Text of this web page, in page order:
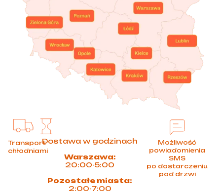
Transport
chłodniami
Dostawa w godzinach
Warszawa:
20:00-5:00
Pozostałe miasta:
2:00-7:00
Możliwość
powiadomienia
SMS
po dostarczeniu
pod drzwi